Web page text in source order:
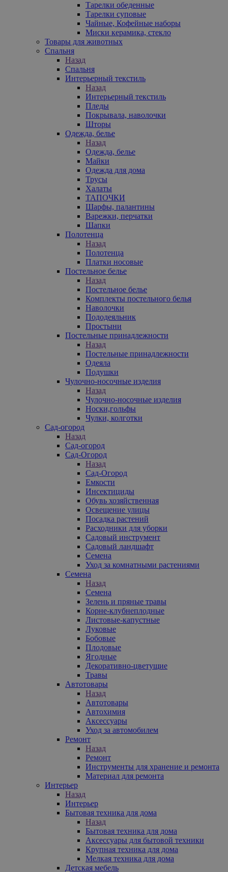
Тарелки обеденные
Тарелки суповые
Чайные, Кофейные наборы
Миски керамика, стекло
Товары для животных
Спальня
Назад
Спальня
Интерьерный текстиль
Назад
Интерьерный текстиль
Пледы
Покрывала, наволочки
Шторы
Одежда, белье
Назад
Одежда, белье
Майки
Одежда для дома
Трусы
Халаты
ТАПОЧКИ
Шарфы, палантины
Варежки, перчатки
Шапки
Полотенца
Назад
Полотенца
Платки носовые
Постельное белье
Назад
Постельное белье
Комплекты постельного белья
Наволочки
Пододеяльник
Простыни
Постельные принадлежности
Назад
Постельные принадлежности
Одеяла
Подушки
Чулочно-носочные изделия
Назад
Чулочно-носочные изделия
Носки,гольфы
Чулки, колготки
Сад-огород
Назад
Сад-огород
Сад-Огород
Назад
Сад-Огород
Емкости
Инсектициды
Обувь хозяйственная
Освещение улицы
Посадка растений
Расходники для уборки
Садовый инструмент
Садовый ландшафт
Семена
Уход за комнатными растениями
Семена
Назад
Семена
Зелень и пряные травы
Корне-клубнеплодные
Листовые-капустные
Луковые
Бобовые
Плодовые
Ягодные
Декоративно-цветущие
Травы
Автотовары
Назад
Автотовары
Автохимия
Аксессуары
Уход за автомобилем
Ремонт
Назад
Ремонт
Инструменты для хранение и ремонта
Материал для ремонта
Интерьер
Назад
Интерьер
Бытовая техника для дома
Назад
Бытовая техника для дома
Аксессуары для бытовой техники
Крупная техника для дома
Мелкая техника для дома
Детская мебель